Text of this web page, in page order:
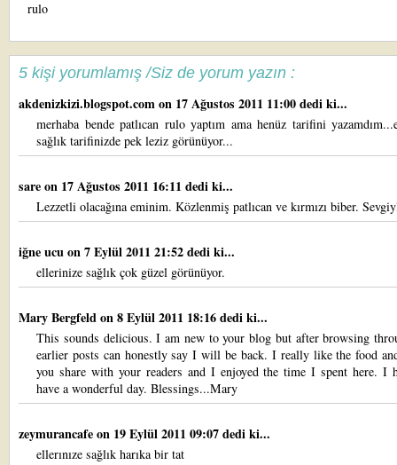
5 kişi yorumlamış /Siz de yorum yazın :
akdenizkizi.blogspot.comon 17 Ağustos 2011 11:00 dedi ki...
merhaba bende patlıcan rulo yaptım ama henüz tarifini
sağlık tarifinizde pek leziz görünüyor...
sareon 17 Ağustos 2011 16:11 dedi ki...
Lezzetli olacağına eminim. Közlenmiş patlıcan ve kırmızı biber.
iğne ucuon 7 Eylül 2011 21:52 dedi ki...
ellerinize sağlık çok güzel görünüyor.
Mary Bergfeldon 8 Eylül 2011 18:16 dedi ki...
This sounds delicious. I am new to your blog but after browsing
earlier posts can honestly say I will be back. I really like the food
you share with your readers and I enjoyed the time I spent here. I
have a wonderful day. Blessings...Mary
zeymurancafeon 19 Eylül 2011 09:07 dedi ki...
ellerınıze sağlık harıka bir tat